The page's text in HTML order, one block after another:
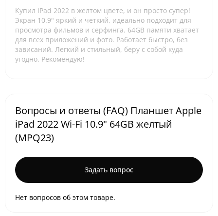
Купил iPad 2022 в желтом цвете, и он просто супер!
Экран 10.9" яркий и четкий, идеально подходит для
просмотра фильмов и серфинга. 64GB памяти хватает
для всех приложений и фото. Работает быстро, без
зависаний. Легкий и стильный, беру с собой куда
угодно. Рекомендую!
Вопросы и ответы (FAQ) Планшет Apple
iPad 2022 Wi-Fi 10.9" 64GB желтый
(MPQ23)
Задать вопрос
Нет вопросов об этом товаре.